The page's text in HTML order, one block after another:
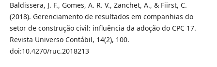
Baldissera, J. F., Gomes, A. R. V., Zanchet, A., & Fiirst, C.
(2018). Gerenciamento de resultados em companhias do
setor de construção civil: influência da adoção do CPC 17.
Revista Universo Contábil, 14(2), 100.
doi:10.4270/ruc.2018213